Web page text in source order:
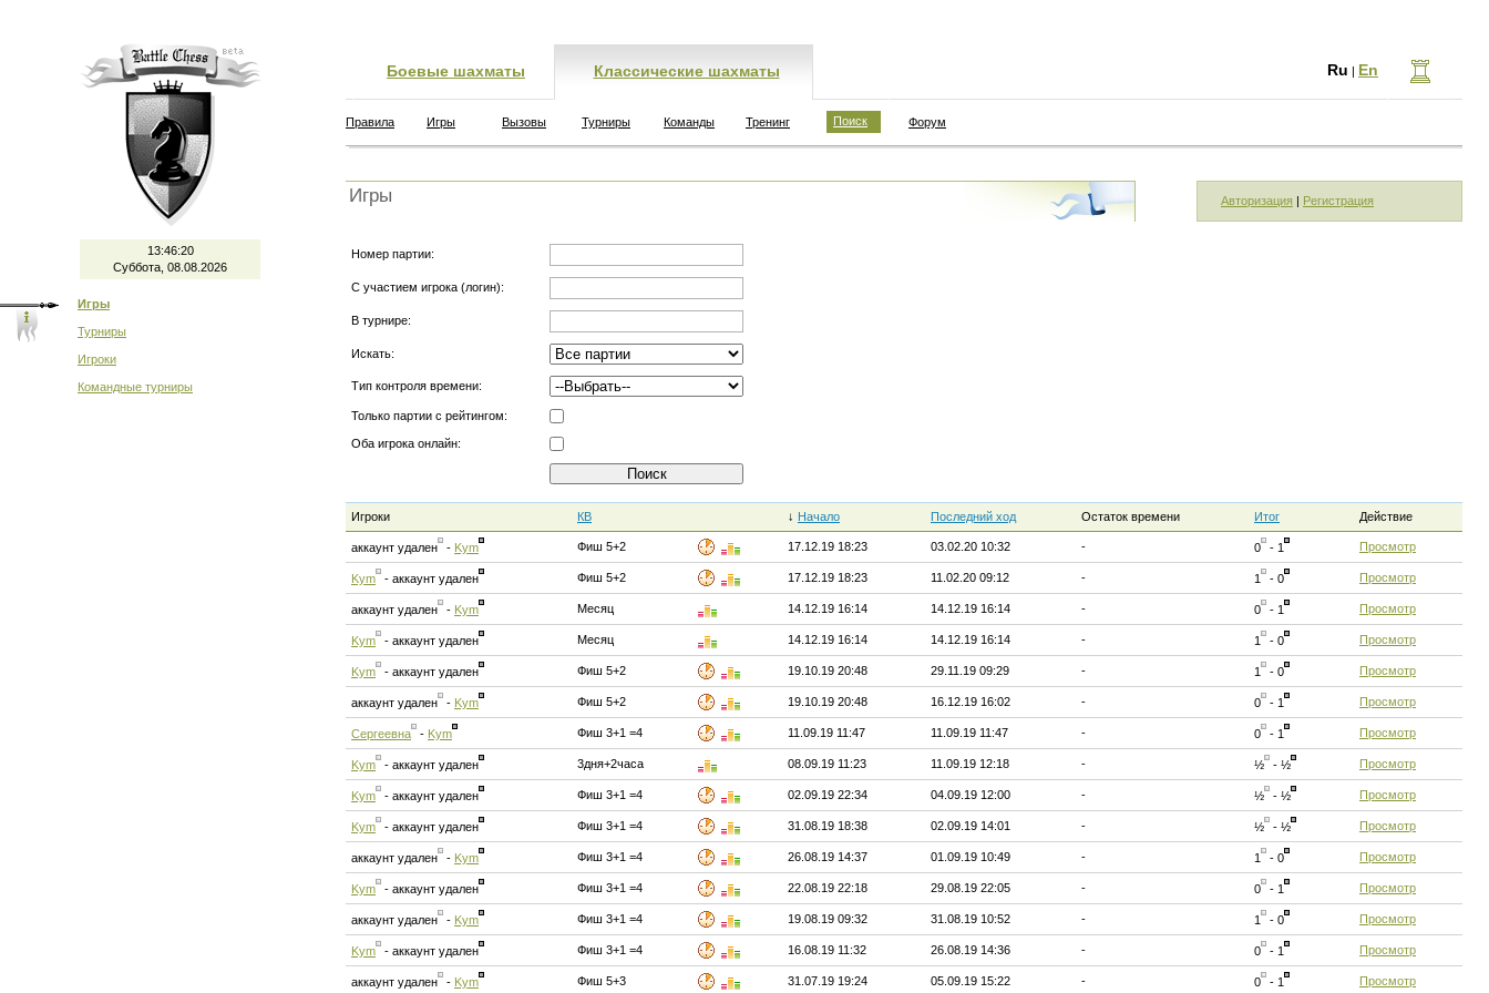
13:46:20
Суббота, 08.08.2026
Игры
Турниры
Игроки
Командные турниры
Боевые шахматы Классические шахматы Ru | En
Правила Игры Вызовы Турниры Команды Тренинг Поиск Форум
Игры Авторизация | Регистрация
Номер партии:
С участием игрока (логин):
В турнире:
Искать:
Тип контроля времени:
Только партии с рейтингом:
Оба игрока онлайн:
Игроки КВ ↓ Начало Последний ход Остаток времени Итог Действие
аккаунт удален - Kym Фиш 5+2 17.12.19 18:23 03.02.20 10:32 - 0 - 1 Просмотр
Kym - аккаунт удален Фиш 5+2 17.12.19 18:23 11.02.20 09:12 - 1 - 0 Просмотр
аккаунт удален - Kym Месяц 14.12.19 16:14 14.12.19 16:14 - 0 - 1 Просмотр
Kym - аккаунт удален Месяц 14.12.19 16:14 14.12.19 16:14 - 1 - 0 Просмотр
Kym - аккаунт удален Фиш 5+2 19.10.19 20:48 29.11.19 09:29 - 1 - 0 Просмотр
аккаунт удален - Kym Фиш 5+2 19.10.19 20:48 16.12.19 16:02 - 0 - 1 Просмотр
Сергеевна - Kym Фиш 3+1 =4 11.09.19 11:47 11.09.19 11:47 - 0 - 1 Просмотр
Kym - аккаунт удален 3дня+2часа 08.09.19 11:23 11.09.19 12:18 - ½ - ½ Просмотр
Kym - аккаунт удален Фиш 3+1 =4 02.09.19 22:34 04.09.19 12:00 - ½ - ½ Просмотр
Kym - аккаунт удален Фиш 3+1 =4 31.08.19 18:38 02.09.19 14:01 - ½ - ½ Просмотр
аккаунт удален - Kym Фиш 3+1 =4 26.08.19 14:37 01.09.19 10:49 - 1 - 0 Просмотр
Kym - аккаунт удален Фиш 3+1 =4 22.08.19 22:18 29.08.19 22:05 - 0 - 1 Просмотр
аккаунт удален - Kym Фиш 3+1 =4 19.08.19 09:32 31.08.19 10:52 - 1 - 0 Просмотр
Kym - аккаунт удален Фиш 3+1 =4 16.08.19 11:32 26.08.19 14:36 - 0 - 1 Просмотр
аккаунт удален - Kym Фиш 5+3 31.07.19 19:24 05.09.19 15:22 - 0 - 1 Просмотр